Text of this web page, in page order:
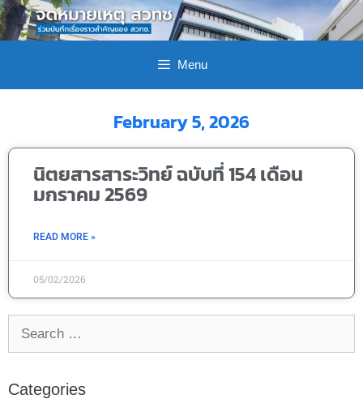
Menu
February 5, 2026
นิตยสารสาระวิทย์ ฉบับที่ 154 เดือน
มกราคม 2569
READ MORE »
05/02/2026
Categories